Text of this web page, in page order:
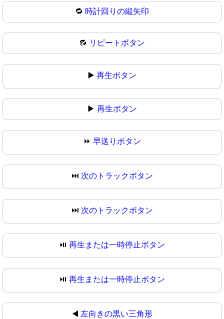
🔁 時計回りの縦矢印
🔂 リピートボタン
▶️ 再生ボタン
▶ 再生ボタン
⏩ 早送りボタン
⏭️ 次のトラックボタン
⏭ 次のトラックボタン
⏯️ 再生または一時停止ボタン
⏯ 再生または一時停止ボタン
◀️ 左向きの黒い三角形